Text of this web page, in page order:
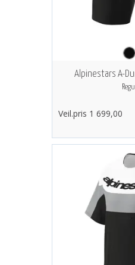
Alpinestars A-
Veil.pris 1 699,00